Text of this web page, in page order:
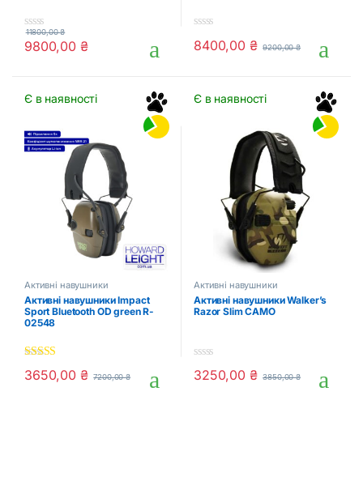
0
o
f
5
9800,00 ₴
11800,00₴
0
o
f
5
8400,00 ₴ 9200,00₴
Є в наявності
Активні навушники
Активні навушники Impact
Sport Bluetooth OD green ‎R-
02548
5.00out of 5
3650,00 ₴ 7200,00₴
Є в наявності
Активні навушники
Активні навушники Walker’s
Razor Slim CAMO
0
o
3250,00 ₴ 3850,00₴